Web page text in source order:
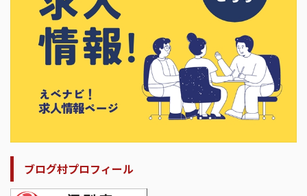
ブログ村プロフィール